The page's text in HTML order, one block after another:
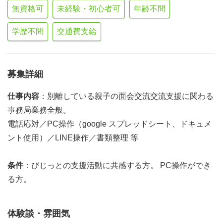
無資格可 未経験・初心者可 年齢不問
学歴不問 交通費支給
募集詳細
仕事内容 ：別離している親子の面会交流交流支援に関わる
事務局業務全般。
電話応対／PC操作（google スプレッドシート、ドキュメ
ント使用）／LINE操作／書類整理 等
条件：びじっとの支援活動に共感する方。 PC操作ができ
る方。
体験談・雰囲気